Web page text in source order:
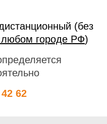
(без
городе РФ)
62